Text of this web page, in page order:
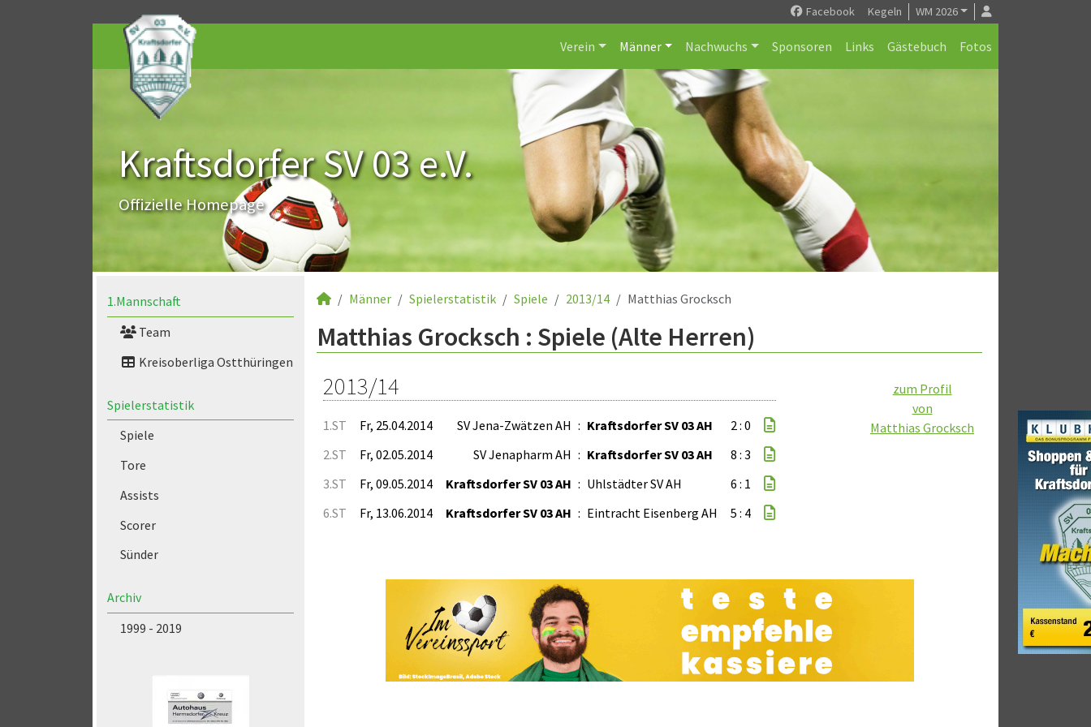
Facebook Kegeln WM 2026
Verein Männer Nachwuchs Sponsoren Links Gästebuch Fotos
Kraftsdorfer SV 03 e.V.
Offizielle Homepage
1.Mannschaft
Team
Kreisoberliga Ostthüringen
Spielerstatistik
Spiele
Tore
Assists
Scorer
Sünder
Archiv
1999 - 2019
Männer Spielerstatistik Spiele 2013/14 Matthias Grocksch
Matthias Grocksch : Spiele (Alte Herren)
zum Profil
von
Matthias Grocksch
2013/14
1.ST Fr, 25.04.2014 SV Jena-Zwätzen AH : Kraftsdorfer SV 03 AH
2 : 0
2.ST
Fr, 02.05.2014 SV Jenapharm AH : Kraftsdorfer SV 03 AH
8 : 3
3.ST
Fr, 09.05.2014 Kraftsdorfer SV 03 AH : Uhlstädter SV AH
6 : 1
6.ST
Fr, 13.06.2014 Kraftsdorfer SV 03 AH : Eintracht Eisenberg AH 5 : 4